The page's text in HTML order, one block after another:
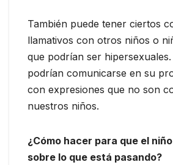
También puede tener ciertos
llamativos con otros niños o
que podrían ser
podrían comunicarse en su
con expresiones que no son
nuestros niños.
¿Cómo hacer para que el
sobre lo que está pasando?